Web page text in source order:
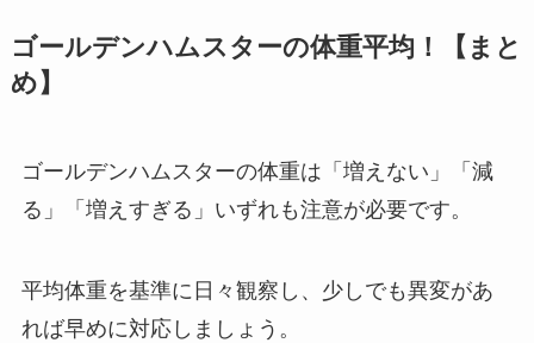
ゴールデンハムスターの体重平均！【まと
め】
ゴールデンハムスターの体重は「増えない」「減
る」「増えすぎる」いずれも注意が必要です。
平均体重を基準に日々観察し、少しでも異変があ
れば早めに対応しましょう。